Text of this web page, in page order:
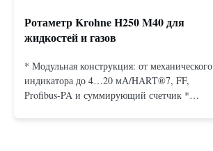
Ротаметр Krohne H250 M40 для
жидкостей и газов
* Модульная конструкция: от механического
индикатора до 4…20 мА/HART®7, FF,
Profibus-PA и суммирующий счетчик *